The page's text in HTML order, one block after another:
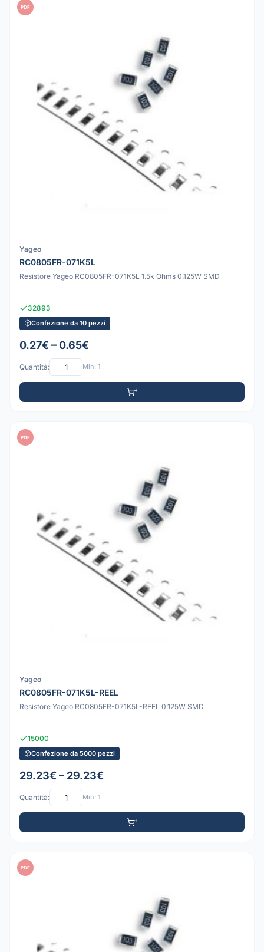
PDF
Yageo
RC0805FR-071K5L
Resistore Yageo RC0805FR-071K5L 1.5k Ohms 0.125W SMD
32893
Confezione da 10 pezzi
0.27€ – 0.65€
Quantità: Min: 1
PDF
Yageo
RC0805FR-071K5L-REEL
Resistore Yageo RC0805FR-071K5L-REEL 0.125W SMD
15000
Confezione da 5000 pezzi
29.23€ – 29.23€
Quantità: Min: 1
PDF